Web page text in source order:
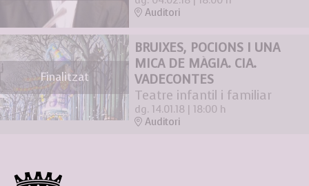
Auditori
Finalitzat
BRUIXES, POCIONS I UNA
MICA DE MÀGIA. CIA.
VADECONTES
Teatre infantil i familiar
dg. 14.01.18 | 18:00 h
Auditori